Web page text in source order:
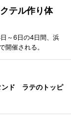
テル作り体
～6日の4日間、浜
開催される。
ンド ラテのトッピ